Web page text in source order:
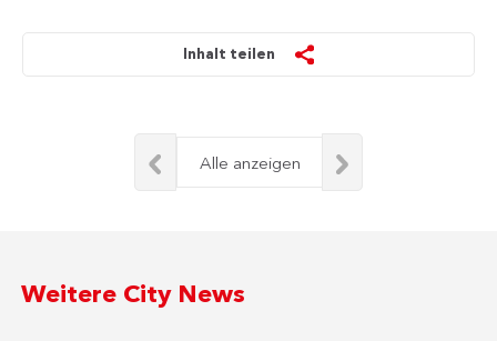
Inhalt teilen
Alle anzeigen
Weitere City News